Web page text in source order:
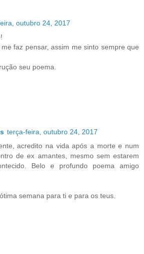
outubro 24, 2017
faz pensar, assim me sinto sempre que
seu poema.
terça-feira, outubro 24, 2017
acredito na vida após a morte e num
de ex amantes, mesmo sem estarem
Belo e profundo poema amigo
semana para ti e para os teus.